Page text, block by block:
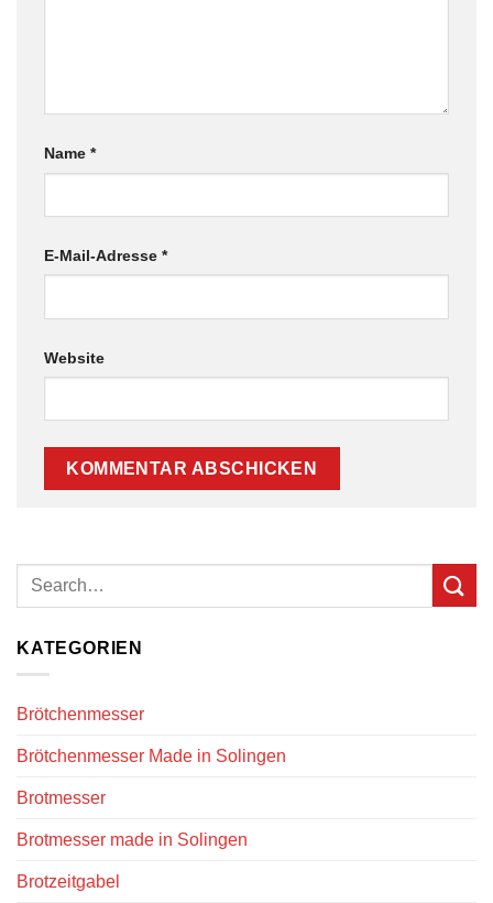
Name *
E-Mail-Adresse *
Website
KATEGORIEN
Brötchenmesser
Brötchenmesser Made in Solingen
Brotmesser
Brotmesser made in Solingen
Brotzeitgabel